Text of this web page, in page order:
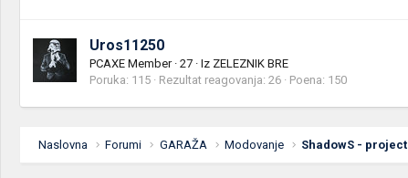
Uros11250
PCAXE Member · 27 · Iz ZELEZNIK BRE
Poruka 115 Rezultat reagovanja 26 Poena 150
Naslovna Forumi GARAŽA Modovanje ShadowS - project